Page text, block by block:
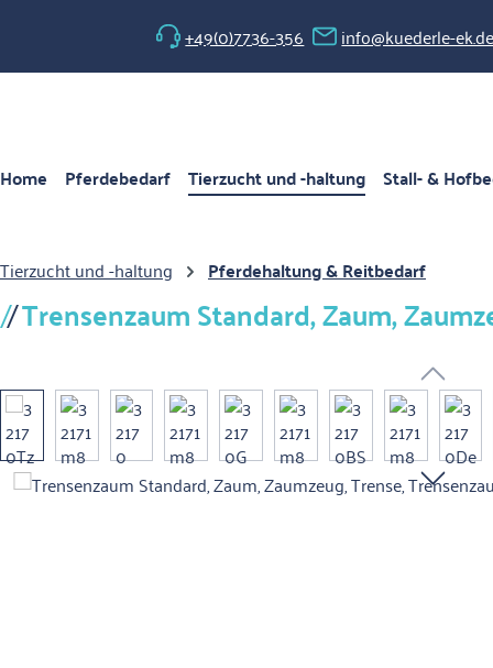
Hauptinhalt springen
Zur Hauptnavigation springen+49(0)7736-356 info@kuederle-ek.de
Home Pferdebedarf Tierzucht und -haltung Stall- &
Tierzucht und -haltung Pferdehaltung & Reitbedarf
Trensenzaum Standard, Zaum,
Bildergalerie überspringen